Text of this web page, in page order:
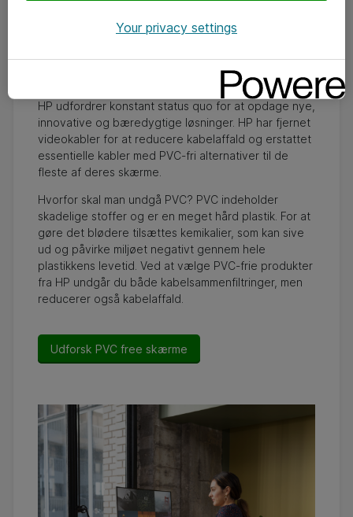
Sig farvel til PVC-kabler og goddag til
innovative, PVC-frie alternativer
HP udfordrer konstant status quo for at opdage nye,
innovative og bæredygtige løsninger. HP har fjernet
videokabler for at reducere kabelaffald og erstattet
essentielle kabler med PVC-fri alternativer til de
fleste af deres skærme.
Hvorfor skal man undgå PVC? PVC indeholder
skadelige stoffer og er en meget hård plastik. For at
gøre det blødere tilsættes kemikalier, som kan sive
ud og påvirke miljøet negativt gennem hele
plastikkens levetid. Ved at vælge PVC-frie produkter
fra HP undgår du både kabelsammenfiltringer, men
reducerer også kabelaffald.
Udforsk PVC free skærme
Your privacy settings